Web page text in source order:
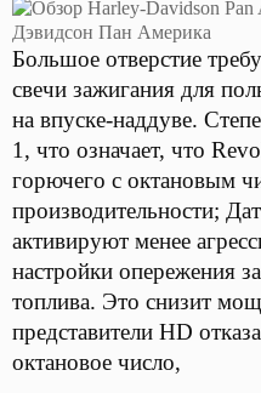
Большое отверстие
свечи зажигания для
на впуске-наддуве.
1, что означает, что
горючего с октановым
производительности;
активируют менее
настройки опережения
топлива. Это снизит
представители HD
октановое число,